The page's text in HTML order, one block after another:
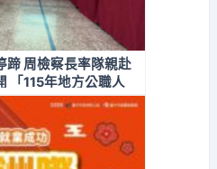
蹄 周檢察長率隊親赴
「115年地方公職人
會」 全面掌握第一線